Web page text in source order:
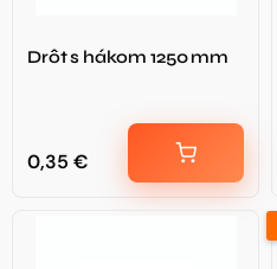
Drôt s hákom 1250 mm
0,35 €